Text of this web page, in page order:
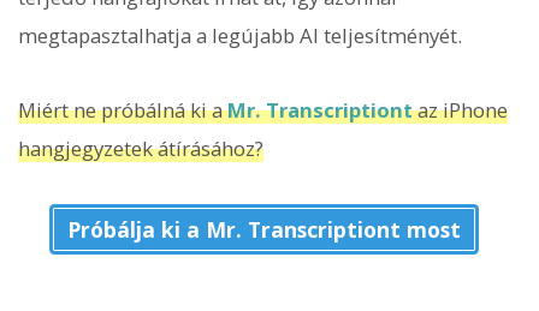
megtapasztalhatja a legújabb AI teljesítményét.
Miért ne próbálná ki aMr. Transcriptiontaz iPhone
hangjegyzetek átírásához?
Próbálja ki a Mr. Transcriptiont most